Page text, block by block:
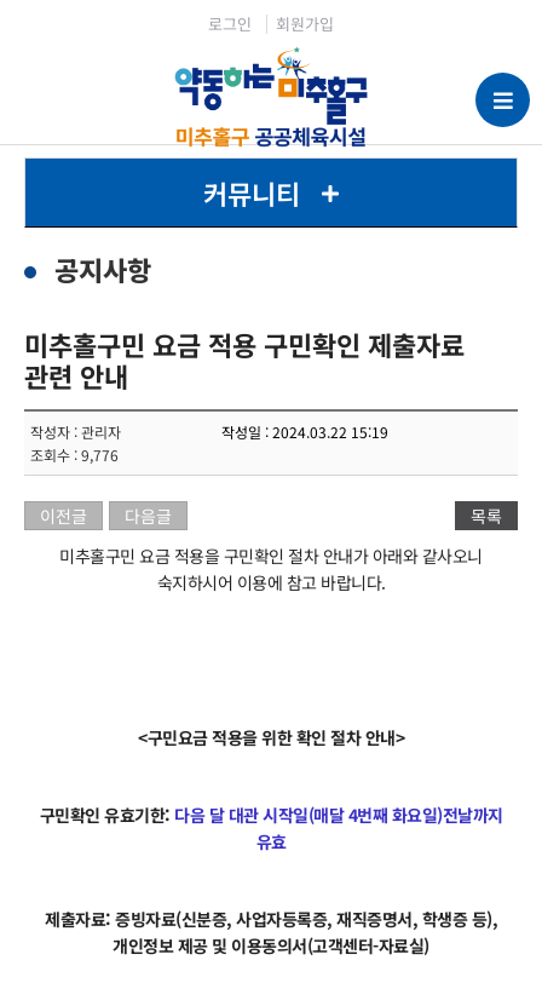
로그인 회원가입
커뮤니티
공지사항
미추홀구민 요금 적용 구민확인 제출자료
관련 안내
작성자 : 관리자
작성일 : 2024.03.22 15:19
조회수 : 9,776
이전글 다음글
목록
미추홀구민 요금 적용을 구민확인 절차 안내가 아래와 같사오니
숙지하시어 이용에 참고 바랍니다.
<구민요금 적용을 위한 확인 절차 안내>
구민확인 유효기한: 다음 달 대관 시작일(매달 4번째 화요일)전날까지
유효
제출자료: 증빙자료(신분증, 사업자등록증, 재직증명서, 학생증 등),
개인정보 제공 및 이용동의서(고객센터-자료실)